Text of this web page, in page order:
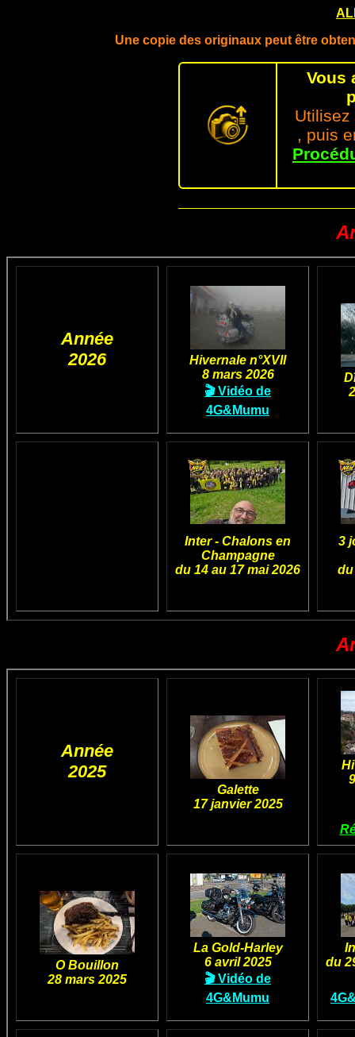
Une copie des originaux peut être
Vous
Utilisez
, puis
Année
2026
Hivernale n°XVII
8 mars 2026
🎬 Vidéo de
4G&Mumu
Inter - Chalons en
Champagne
du 14 au 17 mai 2026
3
du
Année
2025
Galette
17 janvier 2025
O Bouillon
28 mars 2025
La Gold-Harley
6 avril 2025
🎬 Vidéo de
4G&Mumu
du